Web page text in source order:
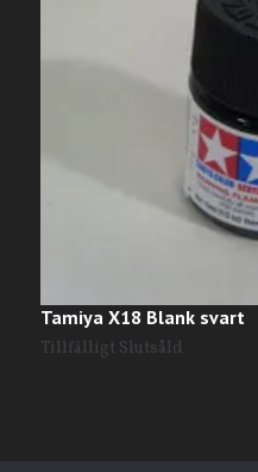
Tamiya X18 Blank svart
Tillfälligt Slutsåld